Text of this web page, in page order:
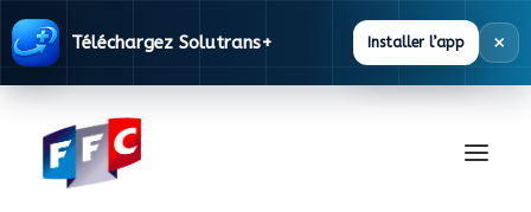
Téléchargez Solutrans+ Installer l’app ×